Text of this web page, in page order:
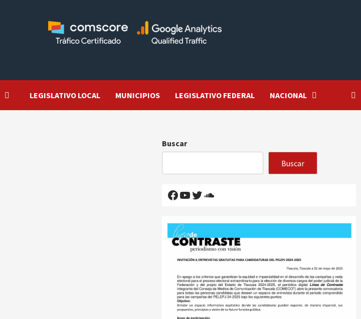
LEGISLATIVO LOCAL MUNICIPIOS LEGISLATIVO FEDERAL NACIONAL
Buscar
Buscar
Facebook
YouTube
Twitter
SoundCloud